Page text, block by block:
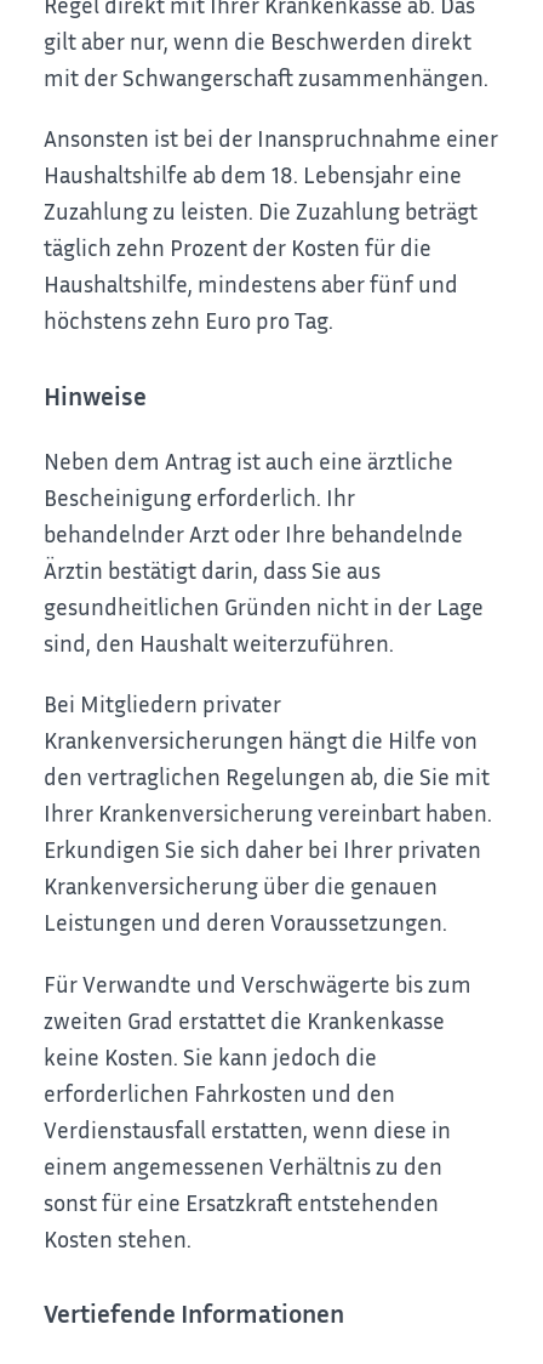
gilt aber nur, wenn die Beschwerden direkt
mit der Schwangerschaft zusammenhängen.
Ansonsten ist bei der Inanspruchnahme einer
Haushaltshilfe ab dem 18. Lebensjahr eine
Zuzahlung zu leisten. Die Zuzahlung beträgt
täglich zehn Prozent der Kosten für die
Haushaltshilfe, mindestens aber fünf und
höchstens zehn Euro pro Tag.
Hinweise
Neben dem Antrag ist auch eine ärztliche
Bescheinigung erforderlich. Ihr
behandelnder Arzt oder Ihre behandelnde
Ärztin bestätigt darin, dass Sie aus
gesundheitlichen Gründen nicht in der Lage
sind, den Haushalt weiterzuführen.
Bei Mitgliedern privater
Krankenversicherungen hängt die Hilfe von
den vertraglichen Regelungen ab, die Sie mit
Ihrer Krankenversicherung vereinbart haben.
Erkundigen Sie sich daher bei Ihrer privaten
Krankenversicherung über die genauen
Leistungen und deren Voraussetzungen.
Für Verwandte und Verschwägerte bis zum
zweiten Grad erstattet die Krankenkasse
keine Kosten. Sie kann jedoch die
erforderlichen Fahrkosten und den
Verdienstausfall erstatten, wenn diese in
einem angemessenen Verhältnis zu den
sonst für eine Ersatzkraft entstehenden
Kosten stehen.
Vertiefende Informationen